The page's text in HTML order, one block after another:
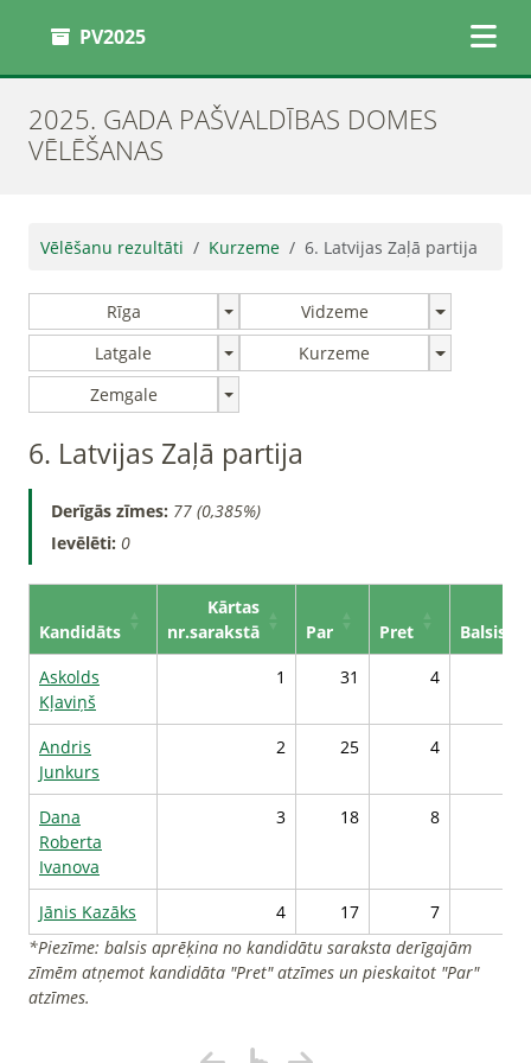
PV2025
2025. GADA PAŠVALDĪBAS DOMES
VĒLĒŠANAS
Vēlēšanu rezultāti Kurzeme 6. Latvijas Zaļā partija
Rīga
Vidzeme
Latgale
Kurzeme
Zemgale
6. Latvijas Zaļā partija
Derīgās zīmes: 77 (0,385%)
Ievēlēti: 0
Kandidāts
Kārtas
nr.sarakstā
Par Pret
Balsis*
Askolds
Kļaviņš
1 31 4
Andris
Junkurs
2 25 4
Dana
Roberta
Ivanova
3 18 8
Jānis Kazāks 4 17 7
*Piezīme: balsis aprēķina no kandidātu saraksta derīgajām
zīmēm atņemot kandidāta "Pret" atzīmes un pieskaitot "Par"
atzīmes.